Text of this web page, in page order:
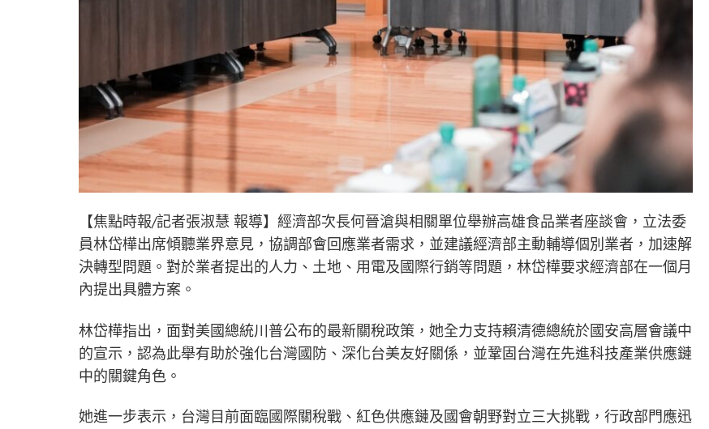
【焦點時報/記者張淑慧 報導】經濟部次長何晉滄與相關單位舉辦高雄食品業者座談會，立法委
員林岱樺出席傾聽業界意見，協調部會回應業者需求，並建議經濟部主動輔導個別業者，加速解
決轉型問題。對於業者提出的人力、土地、用電及國際行銷等問題，林岱樺要求經濟部在一個月
內提出具體方案。
林岱樺指出，面對美國總統川普公布的最新關稅政策，她全力支持賴清德總統於國安高層會議中
的宣示，認為此舉有助於強化台灣國防、深化台美友好關係，並鞏固台灣在先進科技產業供應鏈
中的關鍵角色。
她進一步表示，台灣目前面臨國際關稅戰、紅色供應鏈及國會朝野對立三大挑戰，行政部門應迅